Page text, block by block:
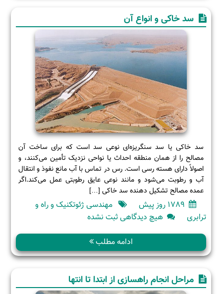
تزریق
سد خاکی و انواع آن
سد خاکی یا سد سنگریزه‌ای نوعی سد است که برای ساخت آن
مصالح را از همان منطقه احداث یا نواحی نزدیک تأمین می‌کنند، و
اصولاً دارای هسته رسی است. رس در تماس با آب مانع نفوذ و انتقال
آب و رطوبت می‌شود و مانند نوعی عایق رطوبتی عمل می‌کند.اگر
عمده مصالح تشکیل دهنده سد خاکی […]
1789 روز پیش
مهندسی ژئوتکنیک و راه و
ترابری
هیچ دیدگاهیبرای
خاکی
و
آن
ثبت نشده
ادامه مطلب
مراحل انجام راهسازی از ابتدا تا انتها